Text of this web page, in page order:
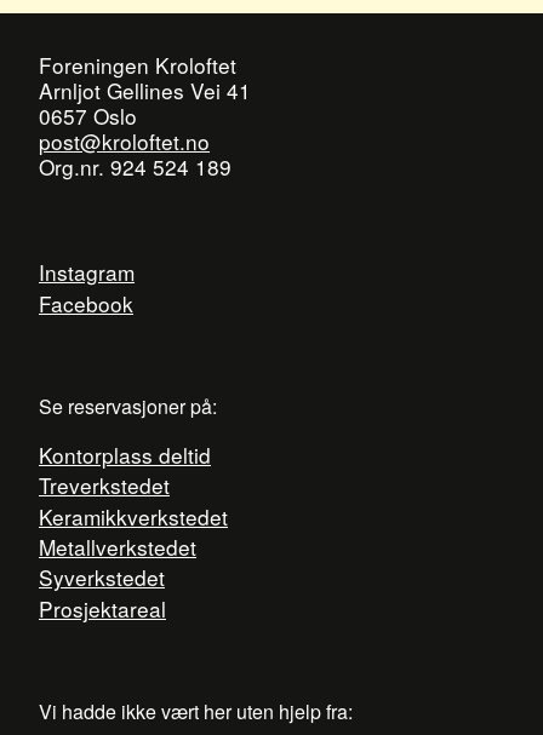
Foreningen Kroloftet
Arnljot Gellines Vei 41
0657 Oslo
post@kroloftet.no
Org.nr. 924 524 189
Instagram
Facebook
Se reservasjoner på:
Kontorplass deltid
Treverkstedet
Keramikkverkstedet
Metallverkstedet
Syverkstedet
Prosjektareal
Vi hadde ikke vært her uten hjelp fra: